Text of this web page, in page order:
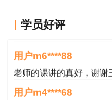
考试题型题量、阅卷流
阅卷流程及评分标准
一级造价师考试阅
公正的，大致分为以
评卷阶段——复核阶段
学员好评
用户m9****66
用户m6****88
老师的课讲的真好，谢谢
用户m4****68